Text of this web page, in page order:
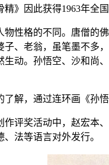
》因此获得1963年全
物性格的不同。唐僧的
子、老翁，虽笔墨不多
生动。孙悟空、沙和尚
解，通过连环画《孙
作评奖活动中，赵宏本
法等语言对外发行。